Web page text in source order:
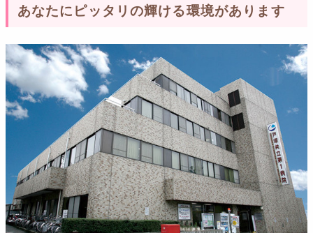
あなたにピッタリの輝ける環境があります